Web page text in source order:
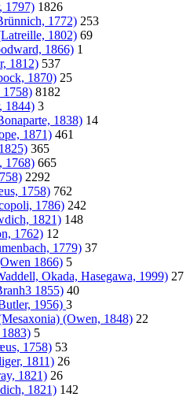
1797) 1826
1772) 253
1802) 69
1866) 1
1812) 537
1870) 25
1758) 8182
1844) 3
1838) 14
1871) 461
365
1768) 665
2292
1758) 762
1786) 242
1821) 148
1762) 12
1779) 37
1866) 5
Okada, Hasegawa, 1999) 27
1855) 40
1956) 3
(Owen, 1848) 22
5
1758) 53
1811) 26
1821) 26
1821) 142